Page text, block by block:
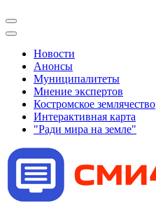
Новости
Анонсы
Муниципалитеты
Мнение экспертов
Костромское землячество
Интерактивная карта
"Ради мира на земле"